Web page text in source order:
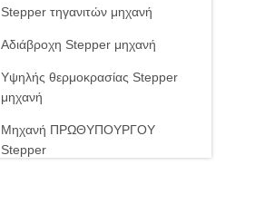
Stepper τηγανιτών μηχανή
Αδιάβροχη Stepper μηχανή
Υψηλής θερμοκρασίας Stepper
μηχανή
Μηχανή ΠΡΩΘΥΠΟΥΡΓΟΥ
Stepper